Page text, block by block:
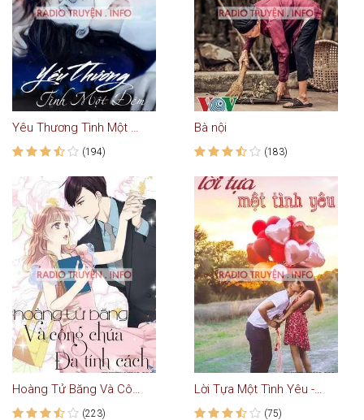
Yêu Thương Tình Một Đêm
(194)
Bà nội
(183)
Hoàng Tử Băng Và Công Chúa Đa Tính Cách
(223)
Lời Tựa Một Tình Yêu - Truyện Audio Ngôn Tình
(75)